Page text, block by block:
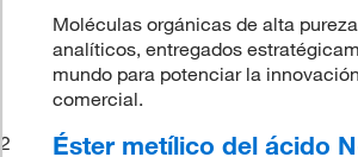
Moléculas orgánicas de alta
analíticos, entregados
mundo para potenciar la
comercial.
2
Éster metílico del ácido